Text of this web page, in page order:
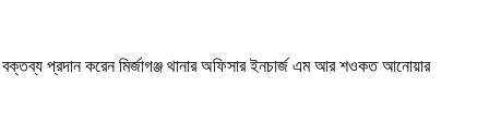
বক্তব্য প্রদান করেন মির্জাগঞ্জ থানার অফিসার ইনচার্জ এম আর শওকত আনোয়ার